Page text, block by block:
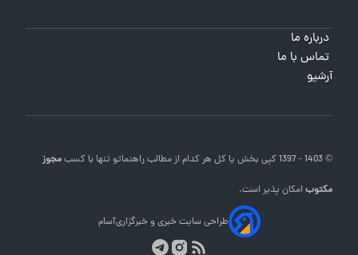
درباره ما
تماس با ما
آرشیو
© 1403 - 1397 کپی بخش یا کل هر کدام از مطالب راهنماتو تنها با کسبمجوز
مکتوبامکان پذیر است.
طراحی سایت خبری و خبرگزاریآسام